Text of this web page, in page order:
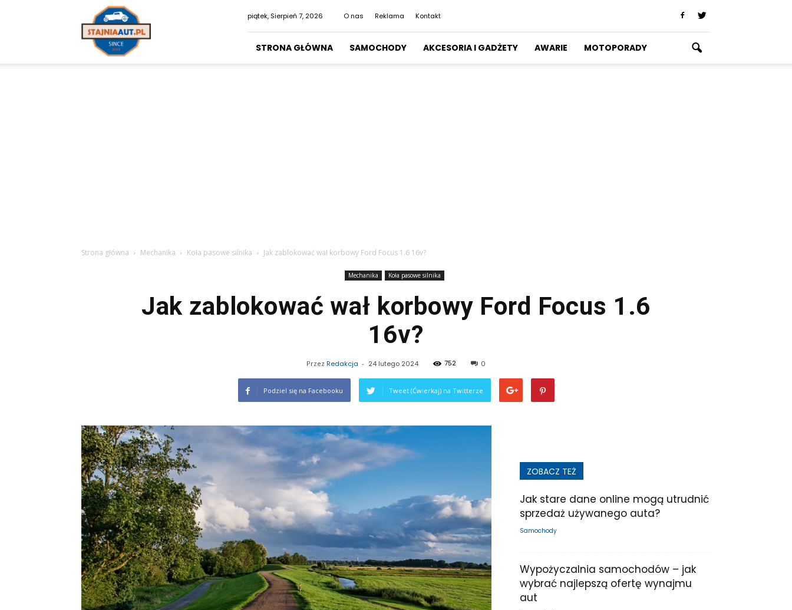
Stajniaaut.pl
piątek, Sierpień 7, 2026 O nas Reklama Kontakt
STRONA GŁÓWNA SAMOCHODY AKCESORIA I GADŻETY AWARIE MOTOPORADY
Strona główna Mechanika Koła pasowe silnika Jak zablokować wał korbowy Ford Focus 1.6 16v?
Mechanika Koła pasowe silnika
Jak zablokować wał korbowy Ford Focus 1.6
16v?
Przez Redakcja - 24 lutego 2024 752 0
Podziel się na Facebooku Tweet (Ćwierkaj) na Twitterze
ZOBACZ TEŻ
Jak stare dane online mogą utrudnić
sprzedaż używanego auta?
Samochody
Wypożyczalnia samochodów – jak
wybrać najlepszą ofertę wynajmu
aut